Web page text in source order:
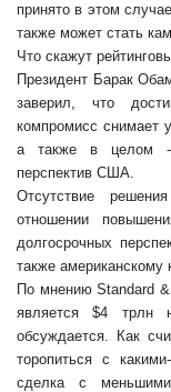
принято в этом
также может стать
Что скажут
Президент Барак
заверил, что
компромисс снимает
а также в целом -
перспектив США.
Отсутствие
отношении
долгосрочных
также американскому
По мнению Standard
является $4
обсуждается. Как
торопиться с
сделка с меньшими